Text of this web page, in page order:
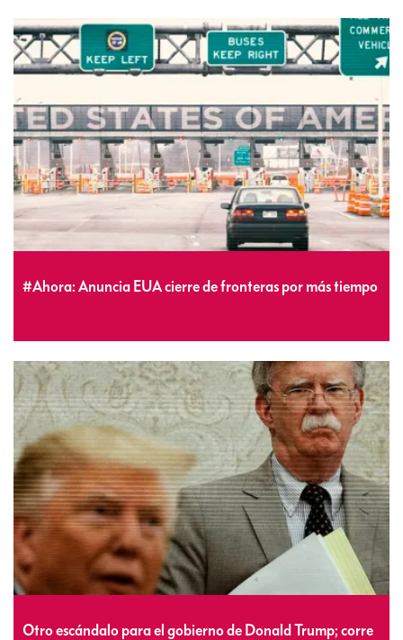
#Ahora: Anuncia EUA cierre de fronteras por más tiempo
Otro escándalo para el gobierno de Donald Trump; corre